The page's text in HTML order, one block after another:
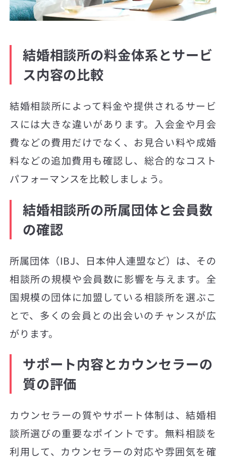
結婚相談所の料金体系とサービ
ス内容の比較
結婚相談所によって料金や提供されるサービ
スには大きな違いがあります。入会金や月会
費などの費用だけでなく、お見合い料や成婚
料などの追加費用も確認し、総合的なコスト
パフォーマンスを比較しましょう。
結婚相談所の所属団体と会員数
の確認
所属団体（IBJ、日本仲人連盟など）は、その
相談所の規模や会員数に影響を与えます。全
国規模の団体に加盟している相談所を選ぶこ
とで、多くの会員との出会いのチャンスが広
がります。
サポート内容とカウンセラーの
質の評価
カウンセラーの質やサポート体制は、結婚相
談所選びの重要なポイントです。無料相談を
利用して、カウンセラーの対応や雰囲気を確